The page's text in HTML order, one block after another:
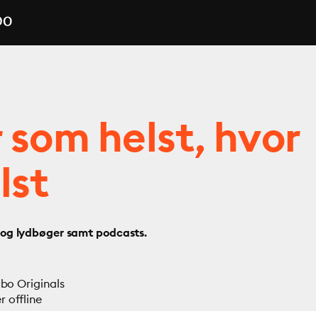
helst, hvor
lydbøger samt podcasts.
Originals
offline